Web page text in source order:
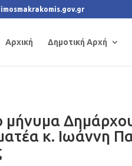
Αρχική Δημοτική Αρχή
μήνυμα
κ. Ιωάννη